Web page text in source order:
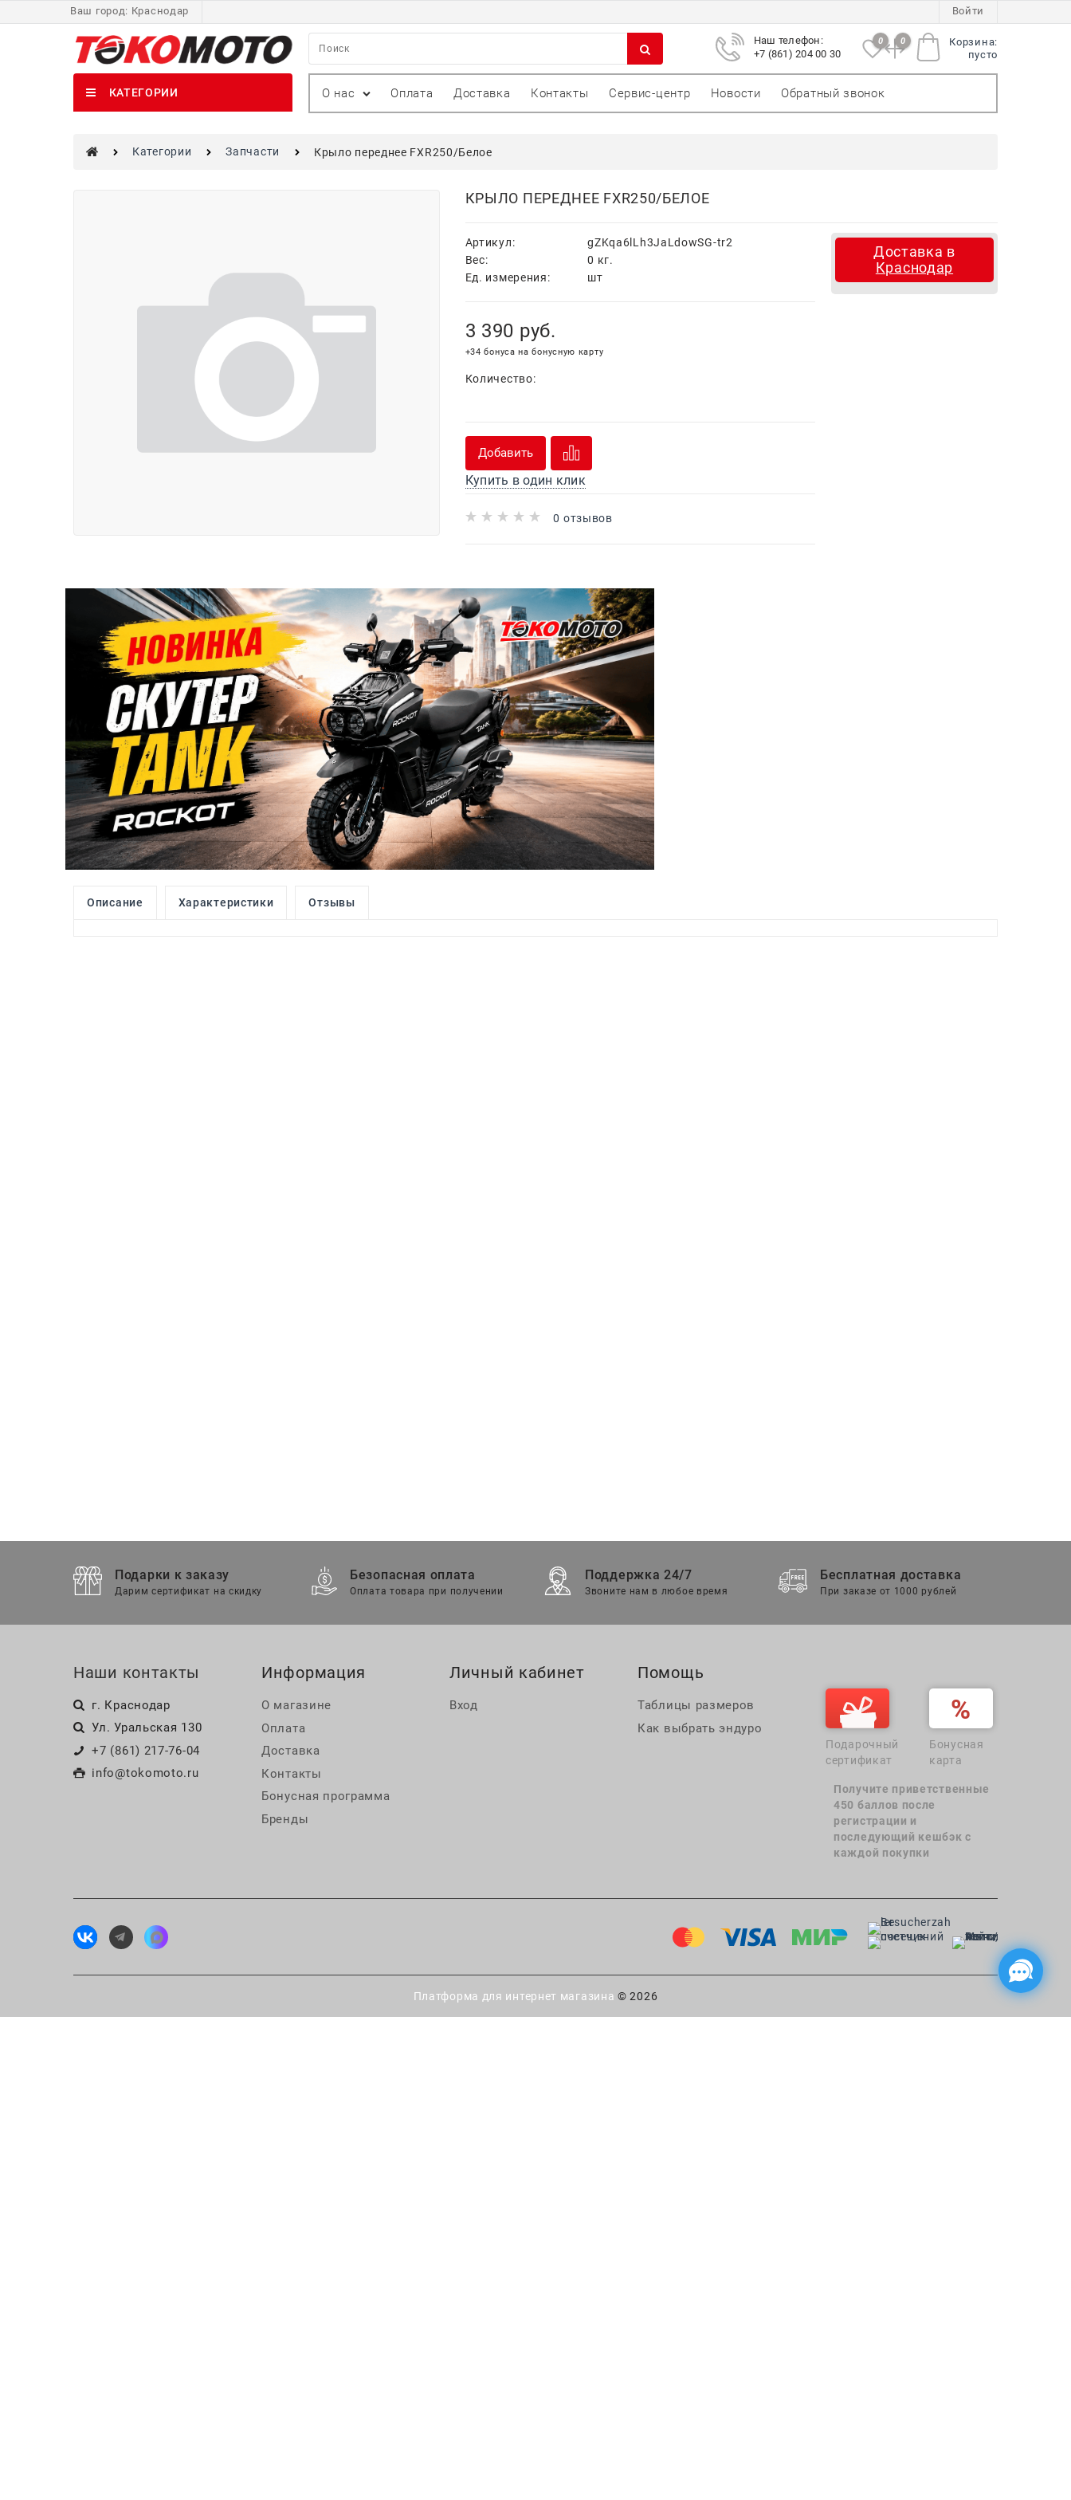
Ваш город: Краснодар Войти
Корзина:
пусто
0 0
Наш телефон:
+7 (861) 204 00 30
КАТЕГОРИИ О нас Оплата Доставка Контакты Сервис-центр Новости Обратный звонок
Категории Запчасти Крыло переднее FXR250/Белое
КРЫЛО ПЕРЕДНЕЕ FXR250/БЕЛОЕ
Артикул:
gZKqa6lLh3JaLdowSG-tr2
Вес:
0 кг.
Ед. измерения:
шт
3 390 руб.
+34 бонуса на бонусную карту
Количество:
Добавить
Купить в один клик
0 отзывов
Доставка в
Краснодар
Описание Характеристики Отзывы
Подарки к заказу
Дарим сертификат на скидку
Безопасная оплата
Оплата товара при получении
Поддержка 24/7
Звоните нам в любое время
Бесплатная доставка
При заказе от 1000 рублей
Наши контакты
г. Краснодар
Ул. Уральская 130
+7 (861) 217-76-04
info@tokomoto.ru
Информация
О магазине
Оплата
Доставка
Контакты
Бонусная программа
Бренды
Личный кабинет
Вход
Помощь
Таблицы размеров
Как выбрать эндуро
Подарочный
сертификат
Бонусная
карта
Получите приветственные
450 баллов после
регистрации и
последующий кешбэк с
каждой покупки
Платформа для интернет магазина © 2026